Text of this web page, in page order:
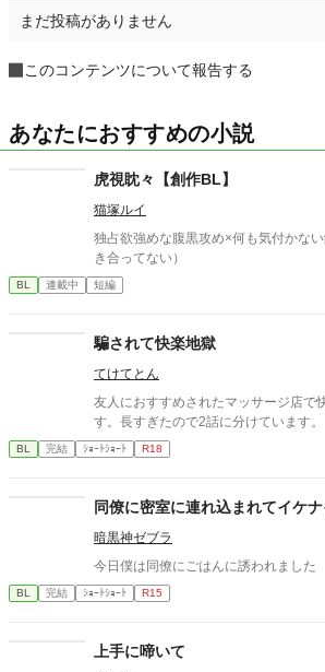
まだ投稿がありません
このコンテンツについて報告する
あなたにおすすめの小説
虎視眈々【創作BL】
猫塚ルイ
独占欲強めな腹黒攻め×何も気付かな
き合ってない）
BL 連載中 短編
騙されて快楽地獄
てけてとん
友人におすすめされたマッサージ店で
す。長すぎたので2話に分けています。
BL 完結 ｼｮｰﾄｼｮｰﾄ R18
同僚に密室に連れ込まれてイケ
暗黒神ゼブラ
今日僕は同僚にごはんに誘われました
BL 完結 ｼｮｰﾄｼｮｰﾄ R15
上手に啼いて